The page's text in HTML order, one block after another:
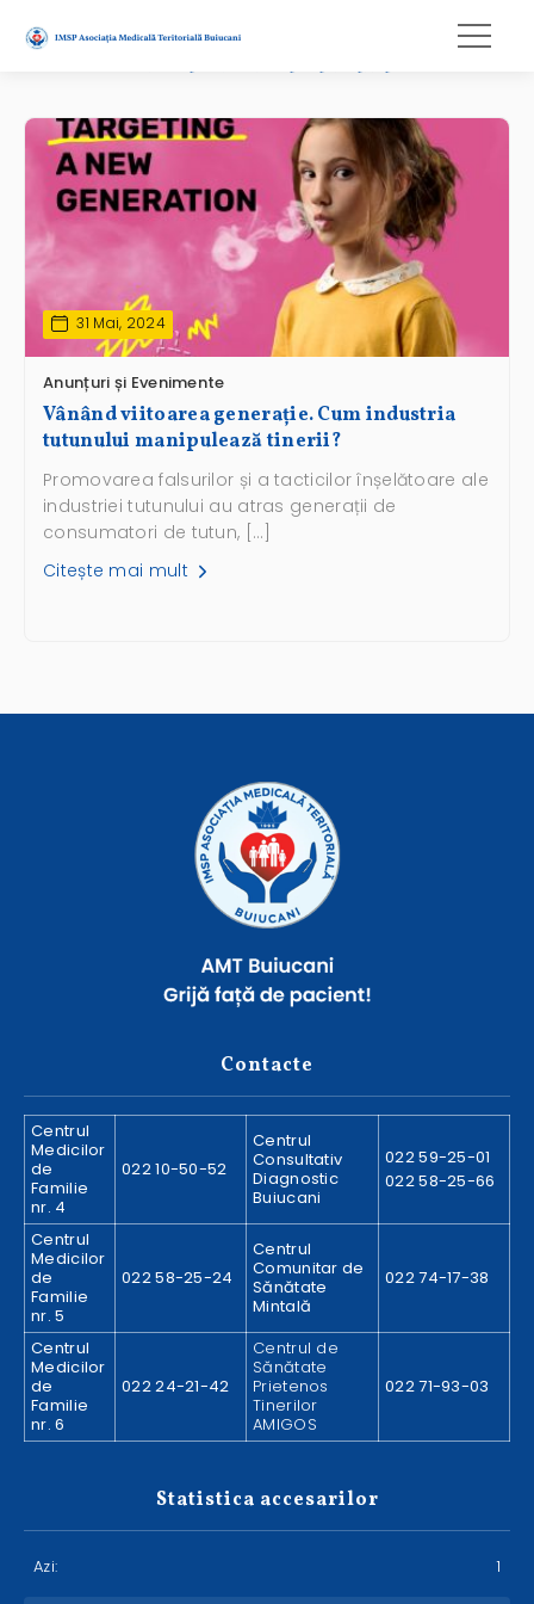
industria tutunului
31 Mai, 2024
Anunțuri și Evenimente
Vânând viitoarea generație. Cum industria
tutunului manipulează tinerii?
Promovarea falsurilor și a tacticilor înșelătoare ale
industriei tutunului au atras generații de
consumatori de tutun, […]
Citește mai mult
Contacte
Centrul
Medicilor
de
Familie
nr. 4
022 10-50-52
Centrul
Consultativ
Diagnostic
Buiucani
022 59-25-01
022 58-25-66
Centrul
Medicilor
de
Familie
nr. 5
022 58-25-24
Centrul
Comunitar de
Sănătate
Mintală
022 74-17-38
Centrul
Medicilor
de
Familie
nr. 6
022 24-21-42
Centrul de
Sănătate
Prietenos
Tinerilor
AMIGOS
022 71-93-03
Statistica accesarilor
Azi: 1